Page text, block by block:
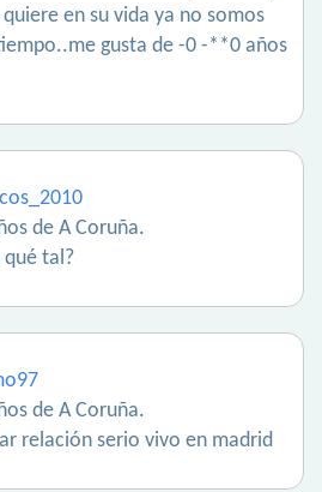
en su vida ya no somos
gusta de -0 -**0 años
de A Coruña.
qué tal?
de A Coruña.
relación serio vivo en madrid